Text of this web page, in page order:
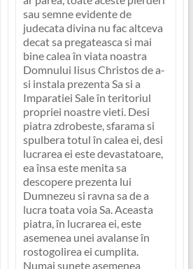
sau semne evidente de
judecata divina nu fac altceva
decat sa pregateasca si mai
bine calea în viata noastra
Domnului Iisus Christos de a-
si instala prezenta Sa si a
Imparatiei Sale în teritoriul
propriei noastre vieti. Desi
piatra zdrobeste, sfarama si
spulbera totul în calea ei, desi
lucrarea ei este devastatoare,
ea însa este menita sa
descopere prezenta lui
Dumnezeu si ravna sa de a
lucra toata voia Sa. Aceasta
piatra, în lucrarea ei, este
asemenea unei avalanse în
rostogolirea ei cumplita.
Numai sunete asemenea